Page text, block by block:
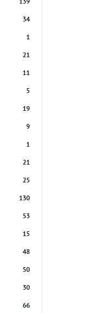
34
1
21
11
5
19
9
1
21
25
130
53
15
48
50
30
66